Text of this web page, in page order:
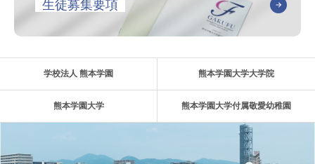
生徒募集要項
学校法人 熊本学園 熊本学園大学大学院
熊本学園大学 熊本学園大学付属敬愛幼稚園